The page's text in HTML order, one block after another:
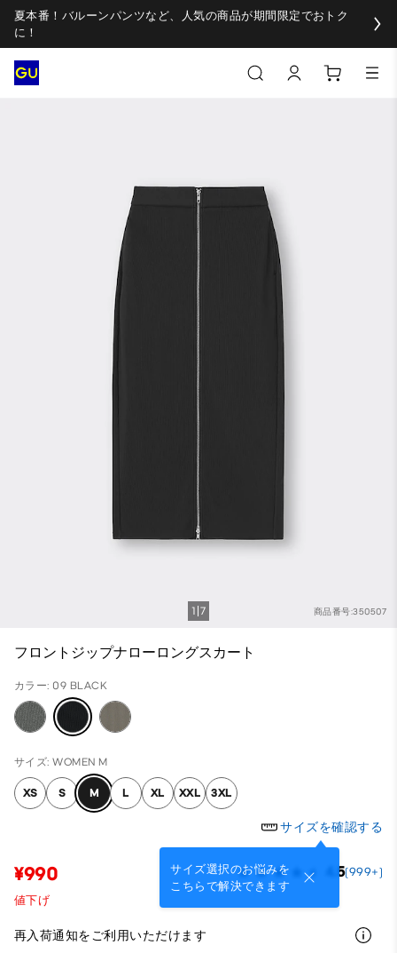
夏本番！バルーンパンツなど、人気の商品が期間限定でおトク
に！
商品番号:350507
1 7
フロントジップナローロングスカート
カラー: 09 BLACK
サイズ: WOMEN M
XS S M L XL XXL 3XL
サイズを確認する
サイズ選択のお悩みを
こちらで解決できます
¥990 4.5(999+)
値下げ
再入荷通知をご利用いただけます